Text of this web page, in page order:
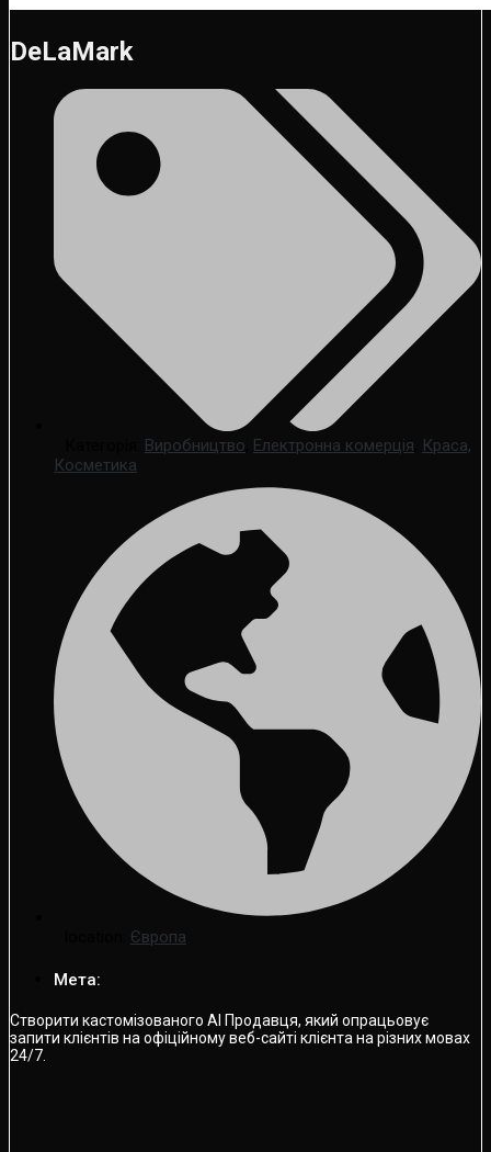
DeLaMark
Виробництво Електронна комерція Краса,
Косметика
Європа
Мета:
Створити кастомізованого AI Продавця, який опрацьовує
запити клієнтів на офіційному веб-сайті клієнта на різних мовах
24/7.